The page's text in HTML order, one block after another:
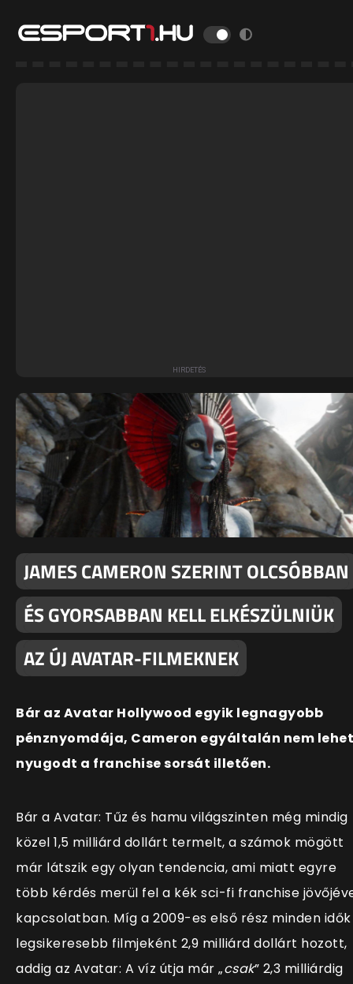
JAMES CAMERON SZERINT OLCSÓBBAN
ÉS GYORSABBAN KELL ELKÉSZÜLNIÜK
AZ ÚJ AVATAR-FILMEKNEK
Bár az Avatar Hollywood egyik legnagyobb
pénznyomdája, Cameron egyáltalán nem lehet
nyugodt a franchise sorsát illetően.
Bár a Avatar: Tűz és hamu világszinten még mindig
közel 1,5 milliárd dollárt termelt, a számok mögött
már látszik egy olyan tendencia, ami miatt egyre
több kérdés merül fel a kék sci-fi franchise
kapcsolatban. Míg a 2009-es első rész minden idők
legsikeresebb filmjeként 2,9 milliárd dollárt hozott,
addig az Avatar: A víz útja már „csak” 2,3 milliárdig